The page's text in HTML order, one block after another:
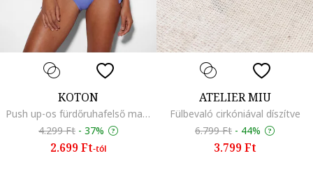
KOTON
Push up-os fürdőruhafelső masnival, Világoskék
4.299 Ft - 37%
2.699 Ft-tól
ATELIER MIU
Fülbevaló cirkóniával díszítve
6.799 Ft - 44%
3.799 Ft